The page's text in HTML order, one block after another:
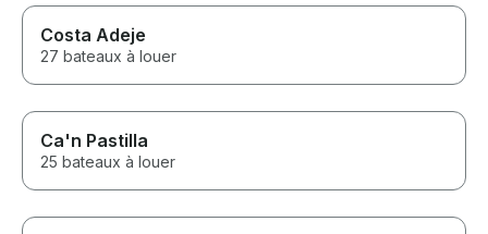
Costa Adeje
27 bateaux à louer
Ca'n Pastilla
25 bateaux à louer